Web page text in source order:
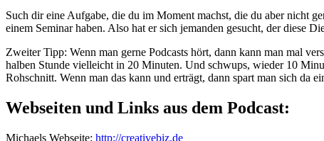
Such dir eine Aufgabe, die du im Moment machst, die du aber nicht
einem Seminar haben. Also hat er sich jemanden gesucht, der diese
Zweiter Tipp: Wenn man gerne Podcasts hört, dann kann man mal
halben Stunde vielleicht in 20 Minuten. Und schwups, wieder 10
Rohschnitt. Wenn man das kann und erträgt, dann spart man sich da
Webseiten und Links aus dem Podcast:
Michaels Webseite: http://creativebiz.de